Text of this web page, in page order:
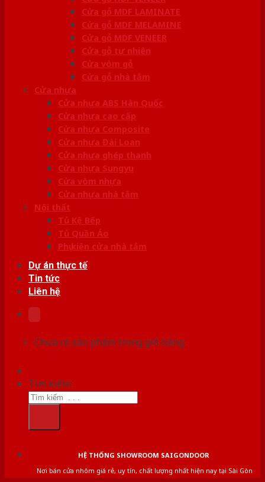
Cửa gỗ MDF LAMINATE
Cửa gỗ MDF MELAMINE
Cửa gỗ MDF VENEER
Cửa gỗ tự nhiên
Cửa vòm gỗ
Cửa gỗ nhà tắm
Cửa nhựa
Cửa nhựa ABS Hàn Quốc
Cửa nhựa cao cấp
Cửa nhựa Composite
Cửa nhựa Đài Loan
Cửa nhựa ghép thanh
Cửa nhựa Sungyu
Cửa vòm nhựa
Cửa nhựa nhà tắm
Nội thất
Tủ Kệ Bếp
Tủ Quần Áo
Phụ kiện cửa nhà tắm
Dự án thực tế
Tin tức
Liên hệ
Chưa có sản phẩm trong giỏ hàng.
Tìm kiếm:
HỆ THỐNG SHOWROOM SAIGONDOOR
Nơi bán cửa nhôm giá rẻ, uy tín, chất lượng nhất hiện nay tại Sài Gòn